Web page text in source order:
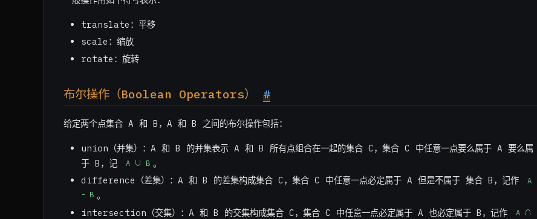
translate：平移
scale：缩放
rotate：旋转
布尔操作（Boolean Operators） #
给定两个点集合 A 和 B，A 和 B 之间的布尔操作包括：
union（并集）：A 和 B 的并集表示 A 和 B 所有点组合在一起的集合 C，集合 C 中任意一点要么属于 A 要么属
于 B，记
A ∪ B 。
difference（差集）：A 和 B 的差集构成集合 C，集合 C 中任意一点必定属于 A 但是不属于 集合 B，记作
A
- B 。
intersection（交集）：A 和 B 的交集构成集合 C，集合 C 中任意一点必定属于 A 也必定属于 B，记作
A ∩